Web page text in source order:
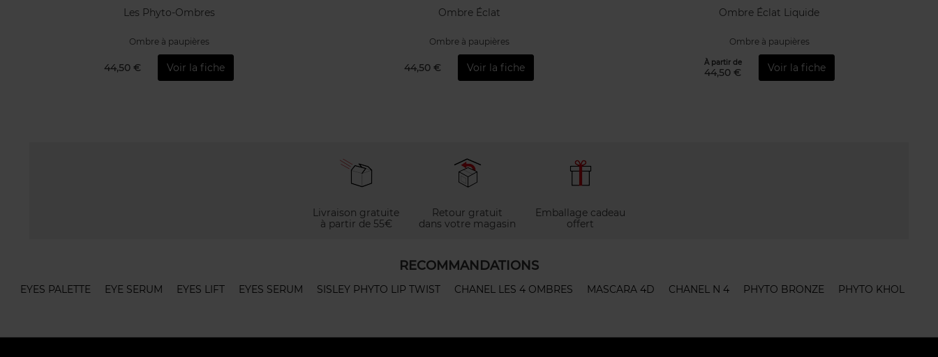
Les Phyto-Ombres
Ombre à paupières
44,50 € Voir la fiche
Ombre Éclat
Ombre à paupières
44,50 € Voir la fiche
Ombre Éclat Liquide
Ombre à paupières
À partir de
44,50 € Voir la fiche
Livraison gratuite
à partir de 55€
Retour gratuit
dans votre magasin
Emballage cadeau
offert
RECOMMANDATIONS
EYES PALETTE EYE SERUM EYES LIFT EYES SERUM SISLEY PHYTO LIP TWIST CHANEL LES 4 OMBRES MASCARA 4D CHANEL N 4 PHYTO BRONZE PHYTO KHOL